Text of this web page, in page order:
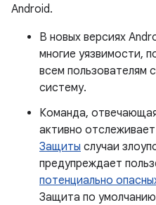
Android.
В новых версиях
многие уязвимости,
всем пользователям
систему.
Команда,
активно
Защиты случаи
предупреждает
потенциально
Защита по